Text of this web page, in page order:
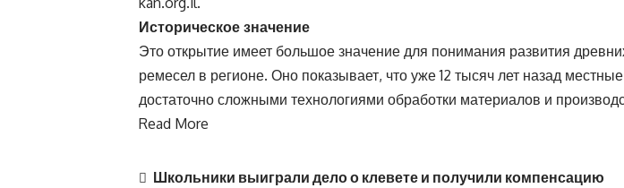
Историческое значение
Это открытие имеет большое значение для понимания развития
ремесел в регионе. Оно показывает, что уже 12 тысяч лет назад
достаточно сложными технологиями обработки материалов и
Read More
Школьники выиграли дело о клевете и получили компенсацию